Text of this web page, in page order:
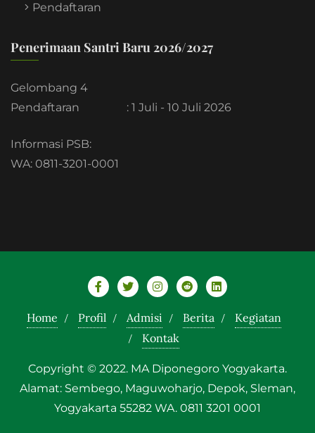
Pendaftaran
Penerimaan Santri Baru 2026/2027
Gelombang 4
Pendaftaran
: 1 Juli - 10 Juli 2026
Informasi PSB:
WA: 0811-3201-0001
Home Profil Admisi Berita
Kegiatan
Kontak
Copyright © 2022. MA Diponegoro Yogyakarta.
Alamat: Sembego, Maguwoharjo, Depok, Sleman,
Yogyakarta 55282 WA. 0811 3201 0001